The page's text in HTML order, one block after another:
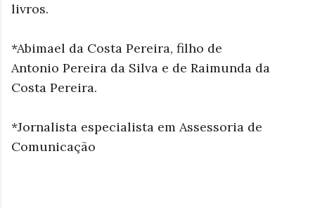
livros.
*Abimael da Costa Pereira, filho de
Antonio Pereira da Silva e de Raimunda da
Costa Pereira.
*Jornalista especialista em Assessoria de
Comunicação